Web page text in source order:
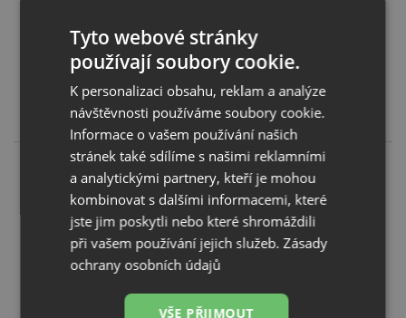
Schock FORMHAUS D-100L Onyx
6 058Kč
Schock FORMHAUS D-100L Asphalt
KOUPIT
Tyto webové stránky
používají soubory cookie.
K personalizaci obsahu, reklam a analýze
návštěvnosti používáme soubory cookie.
Informace o vašem používání našich
stránek také sdílíme s našimi reklamními
a analytickými partnery, kteří je mohou
kombinovat s dalšími informacemi, které
jste jim poskytli nebo které shromáždili
při vašem používání jejich služeb.Zásady
ochrany osobních údajů
VŠE PŘIJMOUT